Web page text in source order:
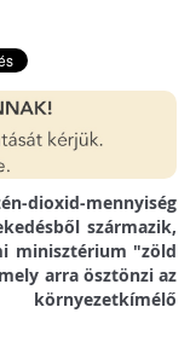
dioxid-mennyiség
származik,
minisztérium "zöld
arra ösztönzi az